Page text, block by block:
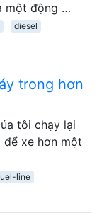
một động …
diesel
trong hơn
tôi chạy lại
để xe hơn một
line